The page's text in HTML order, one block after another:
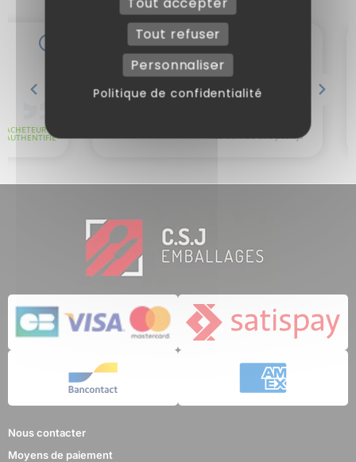
Nous contacter
Moyens de paiement
Tout refuser
Personnaliser
Politique de confidentialité